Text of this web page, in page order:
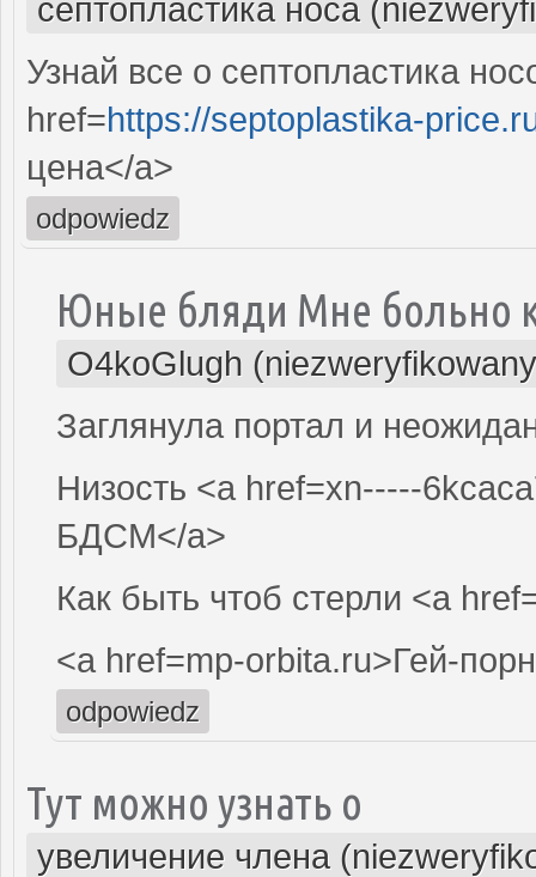
септопластика носа
Узнай все о септопластика
href=https://septoplastika-
цена</a>
odpowiedz
Юные бляди Мне больно
O4koGlugh
Заглянула портал и
Низость <a href=xn-----
БДСМ</a>
Как быть чтоб стерли <a
<a href=mp-orbita.ru>Гей-
odpowiedz
Тут можно узнать о
увеличение члена